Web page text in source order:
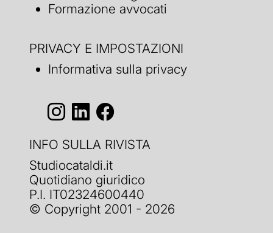
Formazione avvocati
PRIVACY E IMPOSTAZIONI
Informativa sulla privacy
INFO SULLA RIVISTA
Studiocataldi.it
Quotidiano giuridico
P.I. IT02324600440
© Copyright 2001 - 2026